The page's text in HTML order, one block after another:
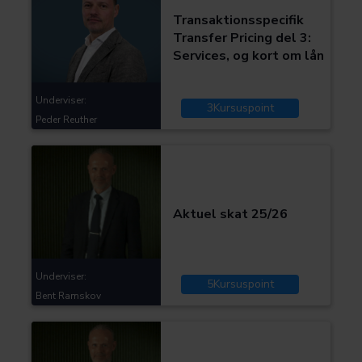
Transaktionsspecifik
Transfer Pricing del 3:
Services, og kort om lån
3Kursuspoint
Underviser:
Peder Reuther
Aktuel skat 25/26
5Kursuspoint
Underviser:
Bent Ramskov